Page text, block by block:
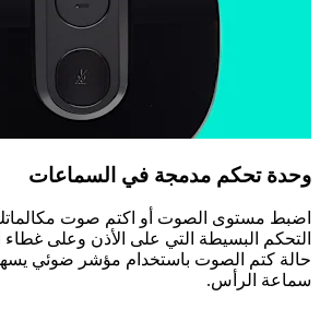
وحدة تحكم مدمجة في السماعات
اضبط مستوى الصوت أو اكتم صوت
التحكم البسيطة التي على الأذن وعلى غطاء
حالة كتم الصوت باستخدام مؤشر ضوئي
سماعة الرأس.